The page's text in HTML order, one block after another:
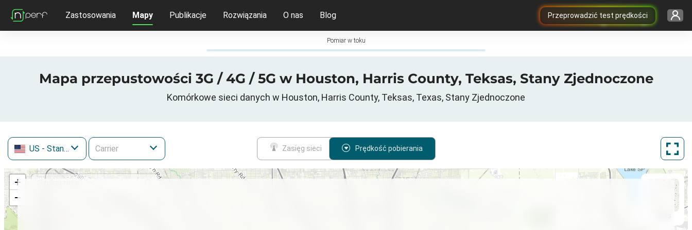
Przeprowadzić test prędkości
Zastosowania Mapy Publikacje Rozwiązania O nas Blog
Pomiar w toku
Mapa przepustowości 3G / 4G / 5G w Houston, Harris County, Teksas, Stany Zjednoczone
Komórkowe sieci danych w Houston, Harris County, Teksas, Texas, Stany Zjednoczone
US - Stany Zjednoczone Zasięg sieci Prędkość pobierania
+
−